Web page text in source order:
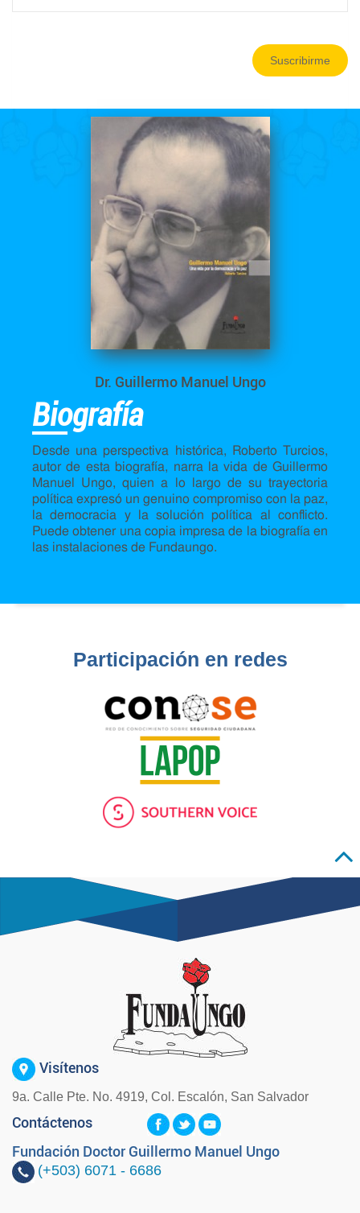
Suscribirme
Dr. Guillermo Manuel Ungo
Biografía
Desde una perspectiva histórica, Roberto Turcios,
autor de esta biografía, narra la vida de Guillermo
Manuel Ungo, quien a lo largo de su trayectoria
política expresó un genuino compromiso con la paz,
la democracia y la solución política al conflicto.
Puede obtener una copia impresa de la biografía en
las instalaciones de Fundaungo.
Participación en redes
Visítenos
9a. Calle Pte. No. 4919, Col. Escalón, San Salvador
Contáctenos
Fundación Doctor Guillermo Manuel Ungo
(+503) 6071 - 6686